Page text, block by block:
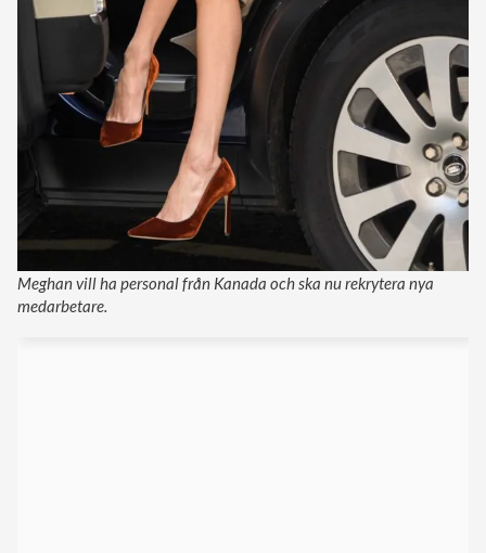
Meghan vill ha personal från Kanada och ska nu rekrytera nya
medarbetare.